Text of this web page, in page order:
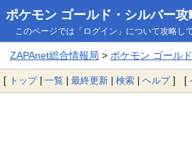
ポケモン ゴールド・シルバー
このページでは「ログイン」について攻略し
ZAPAnet総合情報局 > ポケモン ゴール
[ トップ| 一覧 | 最終更新 | 検索 | ヘルプ] [